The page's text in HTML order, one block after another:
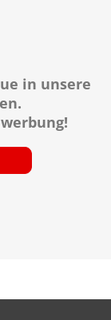
in unsere